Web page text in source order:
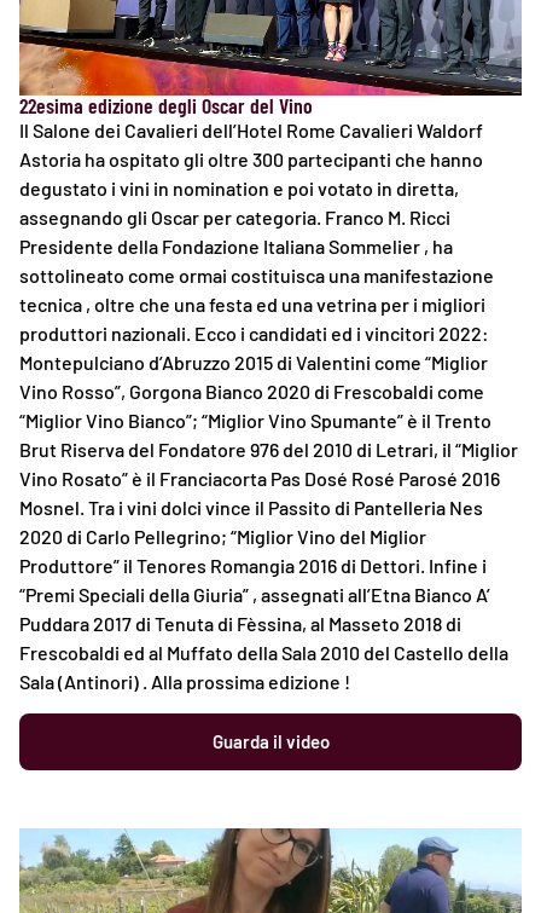
22esima edizione degli Oscar del Vino
Il Salone dei Cavalieri dell’Hotel Rome Cavalieri Waldorf
Astoria ha ospitato gli oltre 300 partecipanti che hanno
degustato i vini in nomination e poi votato in diretta,
assegnando gli Oscar per categoria. Franco M. Ricci
Presidente della Fondazione Italiana Sommelier , ha
sottolineato come ormai costituisca una manifestazione
tecnica , oltre che una festa ed una vetrina per i migliori
produttori nazionali. Ecco i candidati ed i vincitori 2022:
Montepulciano d’Abruzzo 2015 di Valentini come “Miglior
Vino Rosso”, Gorgona Bianco 2020 di Frescobaldi come
“Miglior Vino Bianco”; “Miglior Vino Spumante” è il Trento
Brut Riserva del Fondatore 976 del 2010 di Letrari, il “Miglior
Vino Rosato” è il Franciacorta Pas Dosé Rosé Parosé 2016
Mosnel. Tra i vini dolci vince il Passito di Pantelleria Nes
2020 di Carlo Pellegrino; “Miglior Vino del Miglior
Produttore” il Tenores Romangia 2016 di Dettori. Infine i
“Premi Speciali della Giuria” , assegnati all’Etna Bianco A’
Puddara 2017 di Tenuta di Fèssina, al Masseto 2018 di
Frescobaldi ed al Muffato della Sala 2010 del Castello della
Sala (Antinori) . Alla prossima edizione !
Guarda il video